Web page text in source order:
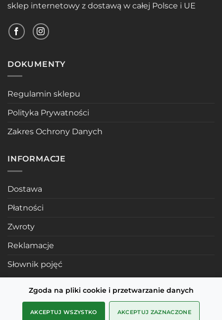
Zgoda na pliki cookie i przetwarzanie danych
AKCEPTUJ WSZYSTKO AKCEPTUJ ZAZNACZONE
sklep internetowy z dostawą w całej Polsce i UE
DOKUMENTY
Regulamin sklepu
Polityka Prywatności
Zakres Ochrony Danych
INFORMACJE
Dostawa
Płatności
Zwroty
Reklamacje
Słownik pojęć
POLECANE STRONY